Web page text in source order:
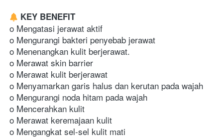
KEY BENEFIT
o Mengatasi jerawat aktif
o Mengurangi bakteri penyebab jerawat
o Menenangkan kulit berjerawat.
o Merawat skin barrier
o Merawat kulit berjerawat
o Menyamarkan garis halus dan kerutan pada wajah
o Mengurangi noda hitam pada wajah
o Mencerahkan kulit
o Merawat keremajaan kulit
o Mengangkat sel-sel kulit mati